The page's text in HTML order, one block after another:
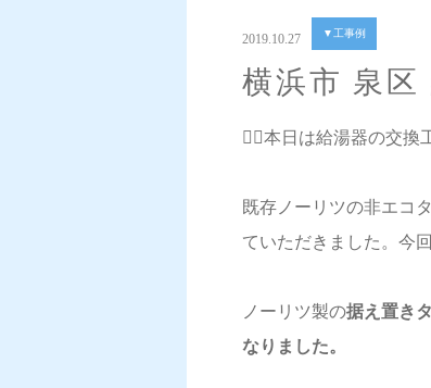
2019.10.27 ▼工事例
横浜市 泉区
💁‍♀️本日は給湯器の交
既存ノーリツの非エコ
ていただきました。今
ノーリツ製の据え置き
なりました。